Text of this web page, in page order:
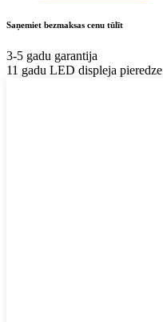
Saņemiet bezmaksas cenu tūlīt
3-5 gadu garantija
11 gadu LED displeja pieredze